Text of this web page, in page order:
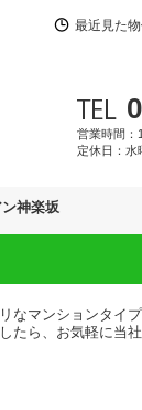
最近見た
営業時間：
定休日：水
神楽坂
なマンションタイ
たら、お気軽に当